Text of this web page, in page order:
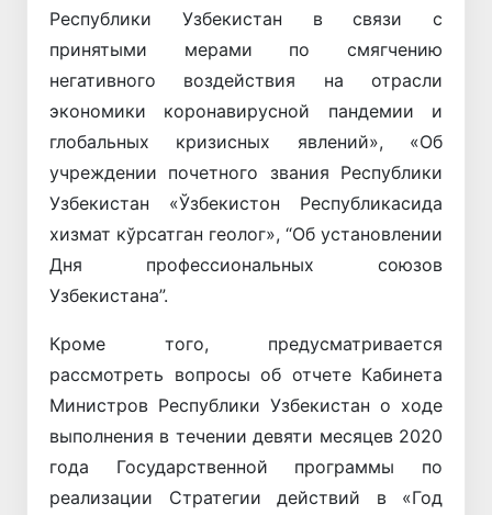
Республики Узбекистан в связи с
принятыми мерами по смягчению
негативного воздействия на отрасли
экономики коронавирусной пандемии и
глобальных кризисных явлений», «Об
учреждении почетного звания Республики
Узбекистан «Ўзбекистон Республикасида
хизмат кўрсатган геолог», “Об установлении
Дня профессиональных союзов
Узбекистана”.
Кроме того, предусматривается
рассмотреть вопросы об отчете Кабинета
Министров Республики Узбекистан о ходе
выполнения в течении девяти месяцев 2020
года Государственной программы по
реализации Стратегии действий в «Год